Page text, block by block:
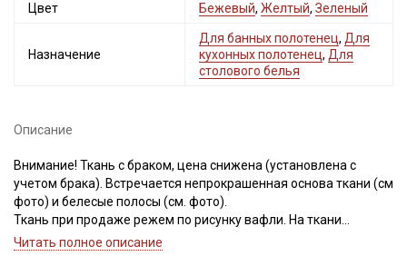
Цвет Бежевый, Желтый, Зеленый
Назначение
Для банных полотенец, Для
кухонных полотенец, Для
столового белья
Описание
Внимание! Ткань с браком, цена снижена (установлена с
учетом брака). Встречается непрокрашенная основа ткани (см
фото) и белесые полосы (см. фото).
Ткань при продаже режем по рисунку вафли. На ткани
присутствует легкое смещение рисунка, встречаются
Читать полное описание
Секретная рассылка от Купава
Мы публикуем здесь дополнительные